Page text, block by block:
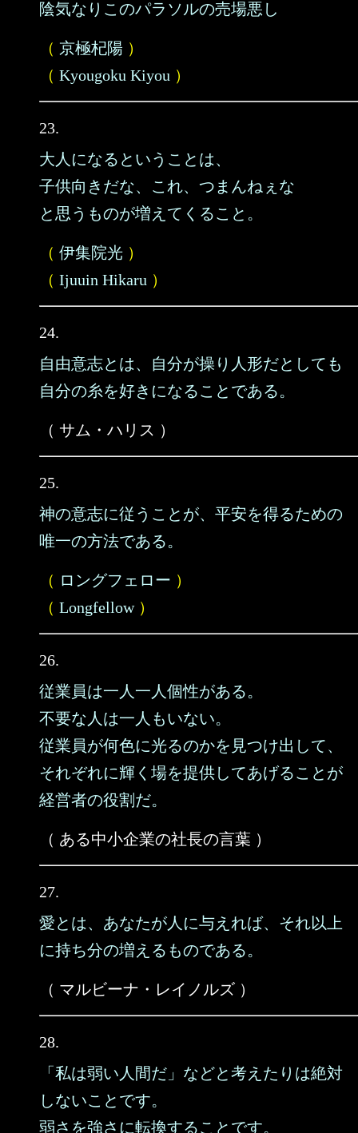
陰気なりこのパラソルの売場悪し
（ 京極杞陽 ）
（ Kyougoku Kiyou ）
23.
大人になるということは、
子供向きだな、これ、つまんねぇな
と思うものが増えてくること。
（ 伊集院光 ）
（ Ijuuin Hikaru ）
24.
自由意志とは、自分が操り人形だとしても
自分の糸を好きになることである。
（ サム・ハリス ）
25.
神の意志に従うことが、平安を得るための
唯一の方法である。
（ ロングフェロー ）
（ Longfellow）
26.
従業員は一人一人個性がある。
不要な人は一人もいない。
従業員が何色に光るのかを見つけ出して、
それぞれに輝く場を提供してあげることが
経営者の役割だ。
（ ある中小企業の社長の言葉 ）
27.
愛とは、あなたが人に与えれば、それ以上
に持ち分の増えるものである。
（ マルビーナ・レイノルズ ）
28.
「私は弱い人間だ」などと考えたりは絶対
しないことです。
弱さを強さに転換することです。